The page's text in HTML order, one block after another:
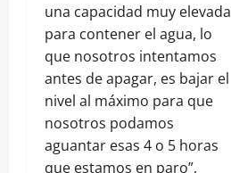
una capacidad muy elevada
para contener el agua, lo
que nosotros intentamos
antes de apagar, es bajar el
nivel al máximo para que
nosotros podamos
aguantar esas 4 o 5 horas
que estamos en paro”,